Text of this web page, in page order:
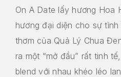
On A Date lấy hương Hoa
hương đại diện cho sự
thơm của Quả Lý Chua
ra một “mở đầu” rất tinh
blend với nhau khéo léo